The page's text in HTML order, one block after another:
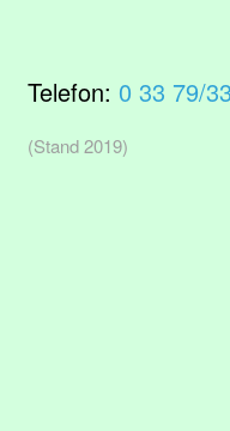
Telefon: 0 33 79/
(Stand 2019)